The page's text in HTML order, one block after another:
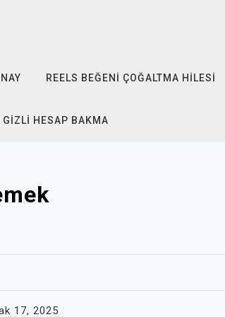
REELS BEĞENI ÇOĞALTMA HILESI
GIZLI HESAP BAKMA
17, 2025